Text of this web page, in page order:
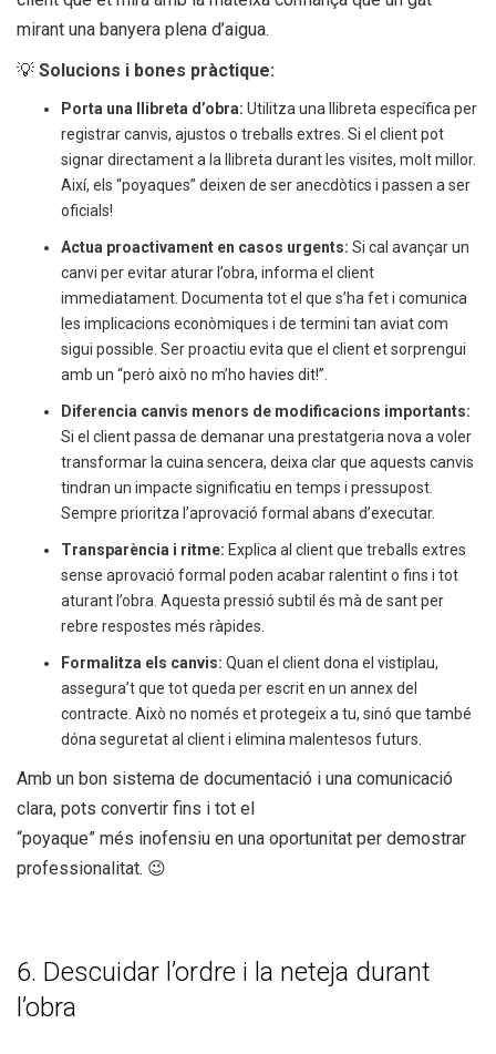
mirant una banyera plena d’aigua.
💡 Solucions i bones pràctique:
Porta una llibreta d’obra: Utilitza una llibreta específica per
registrar canvis, ajustos o treballs extres. Si el client pot
signar directament a la llibreta durant les visites, molt millor.
Així, els “poyaques” deixen de ser anecdòtics i passen a ser
oficials!
Actua proactivament en casos urgents: Si cal avançar un
canvi per evitar aturar l’obra, informa el client
immediatament. Documenta tot el que s’ha fet i comunica
les implicacions econòmiques i de termini tan aviat com
sigui possible. Ser proactiu evita que el client et sorprengui
amb un “però això no m’ho havies dit!”.
Diferencia canvis menors de modificacions importants:
Si el client passa de demanar una prestatgeria nova a voler
transformar la cuina sencera, deixa clar que aquests canvis
tindran un impacte significatiu en temps i pressupost.
Sempre prioritza l’aprovació formal abans d’executar.
Transparència i ritme: Explica al client que treballs extres
sense aprovació formal poden acabar ralentint o fins i tot
aturant l’obra. Aquesta pressió subtil és mà de sant per
rebre respostes més ràpides.
Formalitza els canvis: Quan el client dona el vistiplau,
assegura’t que tot queda per escrit en un annex del
contracte. Això no només et protegeix a tu, sinó que també
dóna seguretat al client i elimina malentesos futurs.
Amb un bon sistema de documentació i una comunicació
clara, pots convertir fins i tot el
“poyaque” més inofensiu en una oportunitat per demostrar
professionalitat. 😉
6. Descuidar l’ordre i la neteja durant
l’obra